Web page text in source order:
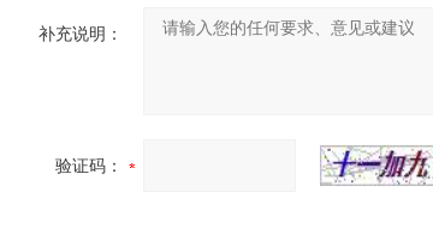
补充说明：
验证码：